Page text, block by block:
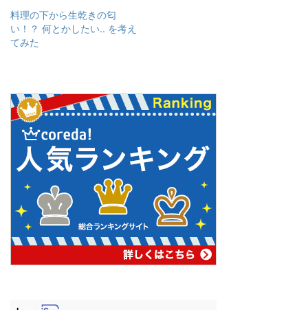
す
る
に
ク
て
く
だ
さ
い
(
い
ウ
ン
ド
ウ
で
開
き
ま
e
r
で
ウ
ィ
ン
ド
ウ
で
開
き
ま
す
料理の下から生乾きの匂
い！？ 何とかしたい.. を考え
てみた